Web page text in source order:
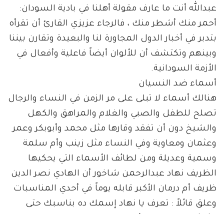
عبدالله أنت ما عارف مقولة أهلنا في بادية السودان:
أحمر منك أشطر منك ، فالرجاء عزيزي القارئ أن تقرأه
بتدبر في أخبار الدول المجاورة لنا والبعيدة وتقارن بيننا
وبينهم وتكتشف أن للألوان أيضاً فاعلية وأفعال في
الأزمة السودانية.
أسماء ضد النسيان
هنالك أسماء لا تبلى على مر الزمن في النساء والرجال
تصلح للطفل والصبي والغلام والمراهق والكهل
والشيخ دون أن تفقد وقارها مثل محمد وأبوبكر وعمر
وعثمان ومعاوية وفي النساء مثل زينب وأم سلمة
وسمية وعديلة ومن لطائف الأسماء التي يحكيها
الظريف نهاد عبدالرحمن شاخور أن الهادي نصر الدين
ظريف أم درمان الأكبر قابله يوماً في أحدي المناسبات
وعلق قائلاً : تعرف يا نهاد إسمك ده بناسبك حتى